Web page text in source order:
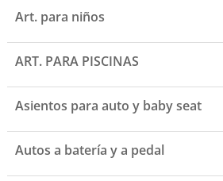
Art. para niños
ART. PARA PISCINAS
Asientos para auto y baby seat
Autos a batería y a pedal